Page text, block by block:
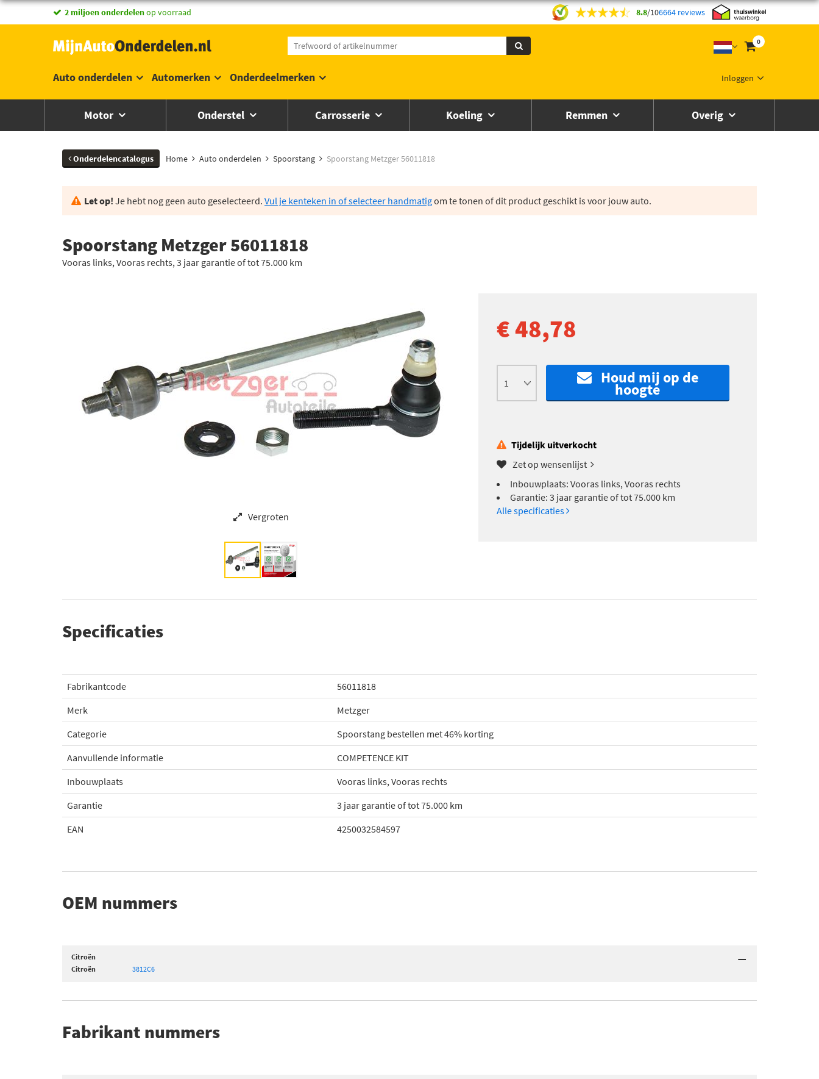
2 miljoen onderdelenop voorraad 8.8/106664 reviews
0
Inloggen
Auto onderdelen Automerken Onderdeelmerken
Motor Onderstel Carrosserie Koeling Remmen Overig
Onderdelencatalogus Home Auto onderdelen Spoorstang Spoorstang Metzger 56011818
Let op! Je hebt nog geen auto geselecteerd. Vul je kenteken in of selecteer handmatigom te tonen of dit product geschikt is voor jouw auto.
Spoorstang Metzger 56011818
Vooras links, Vooras rechts, 3 jaar garantie of tot 75.000 km
Vergroten
€ 48,78
Houd mij op de
hoogte
Tijdelijk uitverkocht
Zet op wensenlijst
Inbouwplaats: Vooras links, Vooras rechts
Garantie: 3 jaar garantie of tot 75.000 km
Alle specificaties
Specificaties
Fabrikantcode
56011818
Merk
Metzger
Categorie
Spoorstang bestellen met 46% korting
Aanvullende informatie
COMPETENCE KIT
Inbouwplaats
Vooras links, Vooras rechts
Garantie
3 jaar garantie of tot 75.000 km
EAN
4250032584597
OEM nummers
Citroën
Citroën
3812C6
Fabrikant nummers